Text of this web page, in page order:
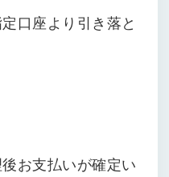
口座より引き落と
お支払いが確定い